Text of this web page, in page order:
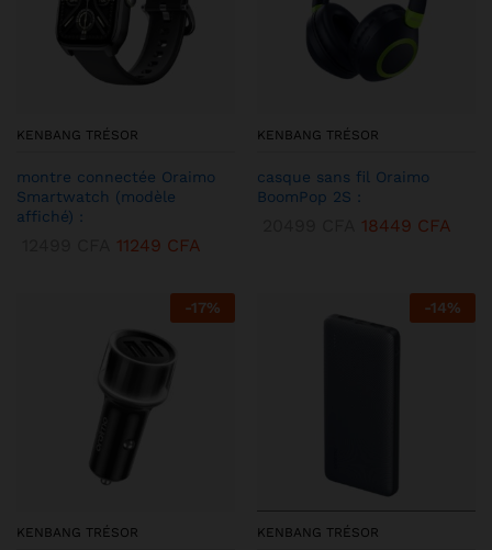
KENBANG TRÉSOR
montre connectée Oraimo
Smartwatch (modèle
affiché) :
11249 CFA
KENBANG TRÉSOR
casque sans fil Oraimo
BoomPop 2S :
18449 CFA
-17%
KENBANG TRÉSOR
-14%
KENBANG TRÉSOR